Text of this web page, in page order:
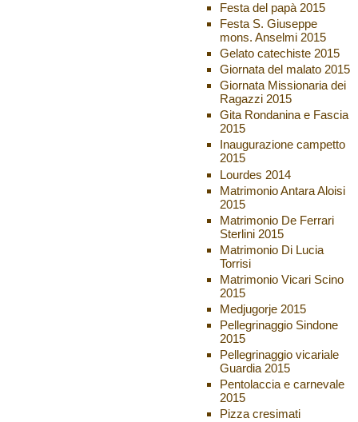
Festa del papà 2015
Festa S. Giuseppe
mons. Anselmi 2015
Gelato catechiste 2015
Giornata del malato 2015
Giornata Missionaria dei
Ragazzi 2015
Gita Rondanina e Fascia
2015
Inaugurazione campetto
2015
Lourdes 2014
Matrimonio Antara Aloisi
2015
Matrimonio De Ferrari
Sterlini 2015
Matrimonio Di Lucia
Torrisi
Matrimonio Vicari Scino
2015
Medjugorje 2015
Pellegrinaggio Sindone
2015
Pellegrinaggio vicariale
Guardia 2015
Pentolaccia e carnevale
2015
Pizza cresimati